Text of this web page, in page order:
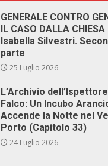
GENERALE CONTRO
IL CASO DALLA
Isabella Silvestri.
parte
25 Luglio 2026
L’Archivio
Falco: Un Incubo
Accende la Notte nel
Porto (Capitolo 33)
24 Luglio 2026